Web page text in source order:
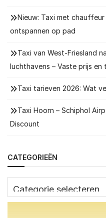
Nieuw: Taxi met
ontspannen op pad
Taxi van West-Friesland
luchthavens – Vaste prijs
Taxi tarieven 2026: Wat
Taxi Hoorn – Schiphol
Discount
CATEGORIEËN